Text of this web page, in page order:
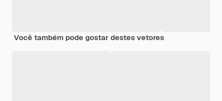
Você também pode gostar destes vetores